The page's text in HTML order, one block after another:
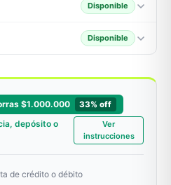
Disponible
Disponible
$1.000.000 33% off
depósito o
Ver
instrucciones
de crédito o débito